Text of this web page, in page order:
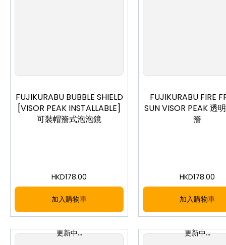
FUJIKURABU BUBBLE SHIELD
[VISOR PEAK INSTALLABLE]
可裝帽簷式泡泡鏡
HKD178.00
加入購物車
FUJIKURABU FIRE
SUN VISOR PEAK 透
簷
HKD178.00
加入購物車
更新中... 更新中...